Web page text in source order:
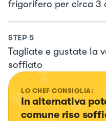
frigorifero per circa 3
STEP 5
Tagliate e gustate la
soffiato
LO CHEF CONSIGLIA:
In alternativa
comune riso